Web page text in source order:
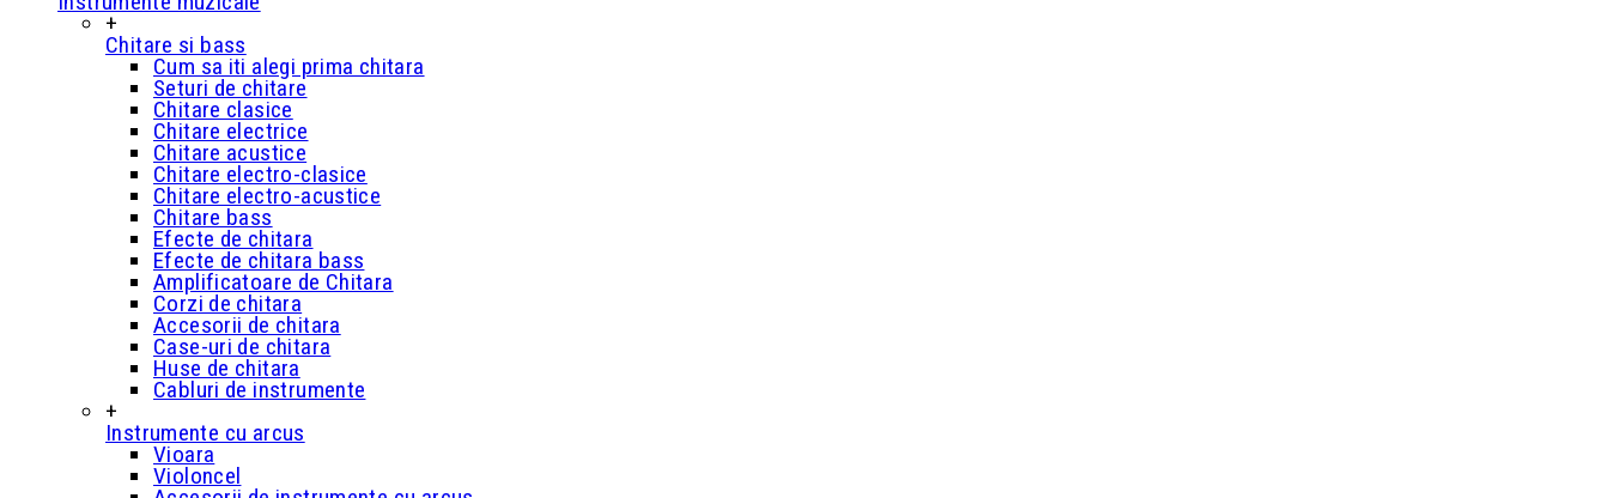
+
Chitare si bass
Cum sa iti alegi prima chitara
Seturi de chitare
Chitare clasice
Chitare electrice
Chitare acustice
Chitare electro-clasice
Chitare electro-acustice
Chitare bass
Efecte de chitara
Efecte de chitara bass
Amplificatoare de Chitara
Corzi de chitara
Accesorii de chitara
Case-uri de chitara
Huse de chitara
Cabluri de instrumente
+
Instrumente cu arcus
Vioara
Violoncel